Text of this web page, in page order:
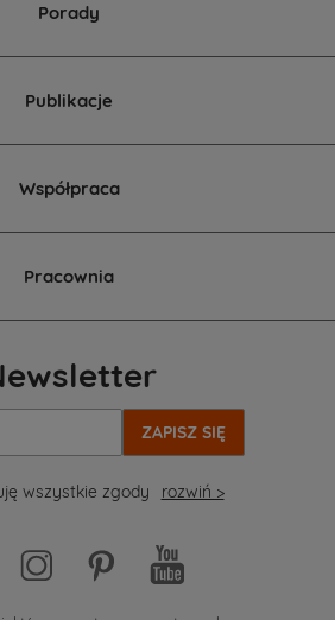
Porady
Publikacje
Współpraca
Pracownia
wszystkie zgody
rozwiń >